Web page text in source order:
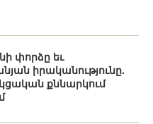
փորձը եւ
իրականությունը.
քննարկում